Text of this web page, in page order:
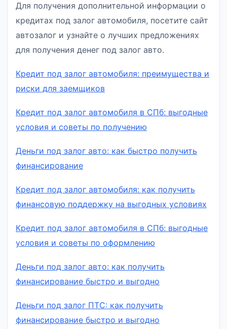
Для получения дополнительной информации о
кредитах под залог автомобиля, посетите сайт
автозалог и узнайте о лучших предложениях
для получения денег под залог авто.
Кредит под залог автомобиля: преимущества и
риски для заемщиков
Кредит под залог автомобиля в СПб: выгодные
условия и советы по получению
Деньги под залог авто: как быстро получить
финансирование
Кредит под залог автомобиля: как получить
финансовую поддержку на выгодных условиях
Кредит под залог автомобиля в СПб: выгодные
условия и советы по оформлению
Деньги под залог авто: как получить
финансирование быстро и выгодно
Деньги под залог ПТС: как получить
финансирование быстро и выгодно